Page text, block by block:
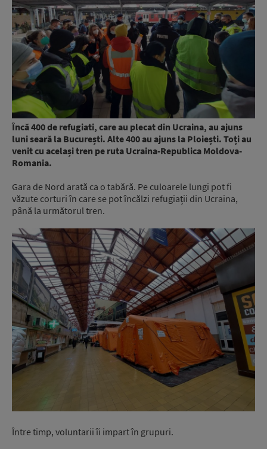
Încă 400 de refugiati, care au plecat din Ucraina, au ajuns
luni seară la București. Alte 400 au ajuns la Ploiești. Toți au
venit cu același tren pe ruta Ucraina-Republica Moldova-
Romania.
Gara de Nord arată ca o tabără. Pe culoarele lungi pot fi
văzute corturi în care se pot încălzi refugiații din Ucraina,
până la următorul tren.
Între timp, voluntarii îi impart în grupuri.